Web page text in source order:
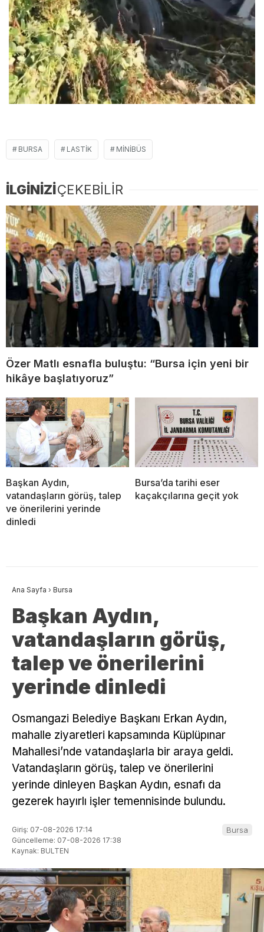
BURSA LASTIK MINIBÜS
İLGİNİZİÇEKEBİLİR
Özer Matlı esnafla buluştu: “Bursa için yeni bir
hikâye başlatıyoruz”
Başkan Aydın,
vatandaşların görüş, talep
ve önerilerini yerinde
dinledi
Bursa’da tarihi eser
kaçakçılarına geçit yok
Ana Sayfa › Bursa
Başkan Aydın,
vatandaşların görüş,
talep ve önerilerini
yerinde dinledi
Osmangazi Belediye Başkanı Erkan Aydın,
mahalle ziyaretleri kapsamında Küplüpınar
Mahallesi’nde vatandaşlarla bir araya geldi.
Vatandaşların görüş, talep ve önerilerini
yerinde dinleyen Başkan Aydın, esnafı da
gezerek hayırlı işler temennisinde bulundu.
Giriş: 07-08-2026 17:14
Güncelleme: 07-08-2026 17:38
Kaynak: BULTEN
Bursa